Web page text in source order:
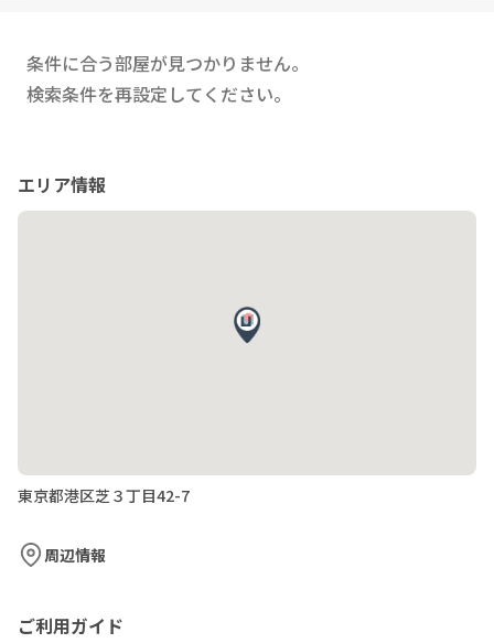
Cタイプ（1LDK）: ¥13,000 / 日
Dタイプ（メゾネット）: ¥16,000 / 日
D2タイプ（メゾネット）: ¥15,000 / 日
付きサービスアパートメント
〈建物設備〉エレベーター、オートロック、宅配ボックス、防犯
各ユニットには調理器具付きキッチン、洗濯機、テレビなど生活
に必要な家具家電が備えてあります。
ヤー、IHコンロ、エアコン、ポット･ケトル、アイロン＆台
・寝具類
・お風呂・トイレ
バス･トイレ別、温水洗浄便座、浴室乾燥機
ズボックス、収納
条件に合う部屋が見つかりません。
検索条件を再設定してください。
エリア情報
東京都港区芝３丁目42-7
周辺情報
ご利用ガイド